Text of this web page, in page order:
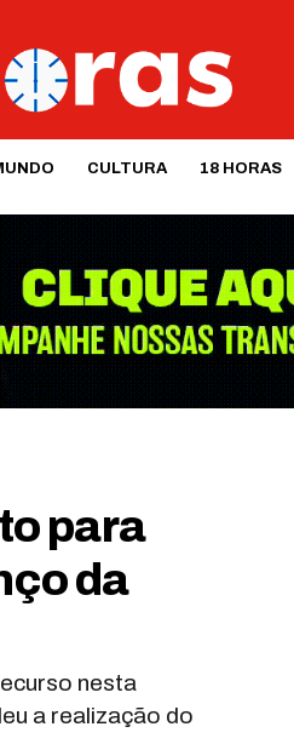
CULTURA 18 HORAS
para
da
nesta
a realização do